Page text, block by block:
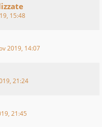
15:48
2019, 14:07
21:24
21:45